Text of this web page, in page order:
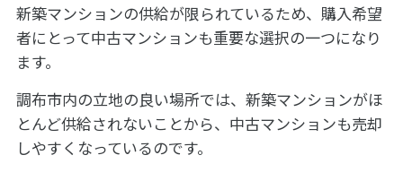
新築マンションの供給が限られているため、購入希望
者にとって中古マンションも重要な選択の一つになり
ます。
調布市内の立地の良い場所では、新築マンションがほ
とんど供給されないことから、中古マンションも売却
しやすくなっているのです。